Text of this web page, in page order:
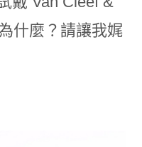
什麼？請讓我娓